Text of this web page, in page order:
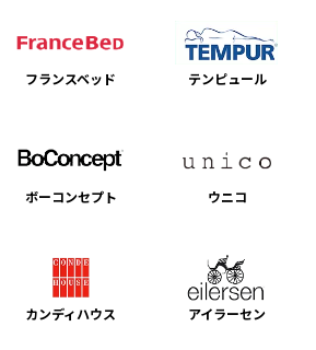
フランスベッド テンピュール
ボーコンセプト ウニコ
カンディハウス アイラーセン